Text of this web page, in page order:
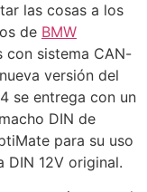
las cosas a los
de BMW
con sistema CAN-
versión del
se entrega con un
DIN de
para su uso
DIN 12V original.